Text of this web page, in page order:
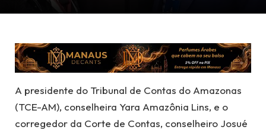
A presidente do Tribunal de Contas do Amazonas
(TCE-AM), conselheira Yara Amazônia Lins, e o
corregedor da Corte de Contas, conselheiro Josué